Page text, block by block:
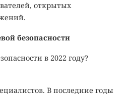
открытых
безопасности
в 2022 году?
В последние годы